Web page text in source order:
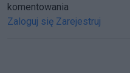
komentowania
Zaloguj się Zarejestruj